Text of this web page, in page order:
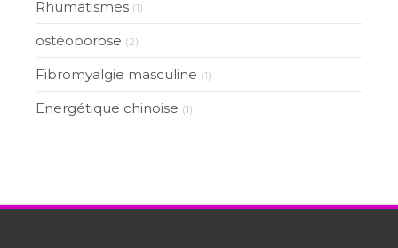
Rhumatismes (1)
ostéoporose (2)
Fibromyalgie masculine (1)
Energétique chinoise (1)